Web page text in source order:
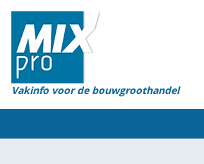
Vakinfo voor de bouwgroothandel
Home
Magazines
Organisaties